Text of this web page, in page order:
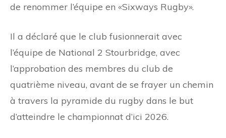
de renommer l’équipe en «Sixways Rugby».
Il a déclaré que le club fusionnerait avec
l’équipe de National 2 Stourbridge, avec
l’approbation des membres du club de
quatrième niveau, avant de se frayer un chemin
à travers la pyramide du rugby dans le but
d’atteindre le championnat d’ici 2026.